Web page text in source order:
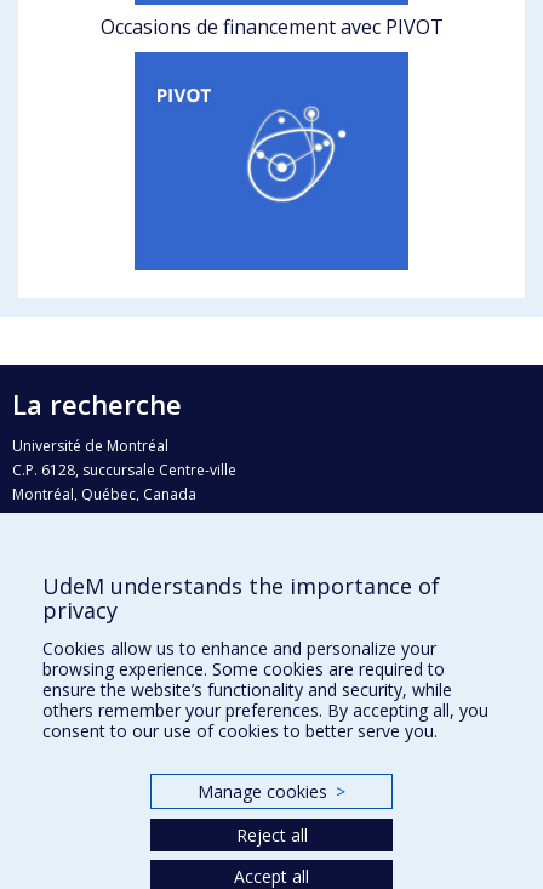
Occasions de financement avec PIVOT
La recherche
Université de Montréal
C.P. 6128, succursale Centre-ville
Montréal, Québec, Canada
H3C 3J7
Qui fait quoi?
Nous trouver
Plan du site
Accessibilité
UdeM understands the importance of
privacy
Cookies allow us to enhance and personalize your
browsing experience. Some cookies are required to
ensure the website’s functionality and security, while
others remember your preferences. By accepting all, you
consent to our use of cookies to better serve you.
Manage cookies >
Reject all
Accept all